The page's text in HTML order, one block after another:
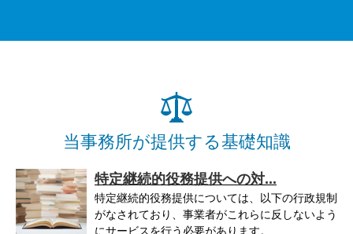
当事務所が提供する基礎知識
特定継続的役務提供への対...
特定継続的役務提供については、以下の行政規制
がなされており、事業者がこれらに反しないよう
にサービスを行う必要があります。...